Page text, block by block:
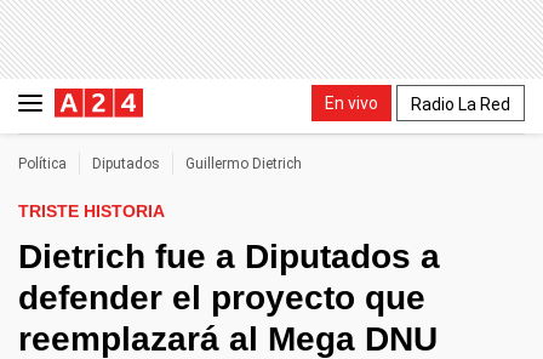
En vivo Radio La Red
Política Diputados Guillermo Dietrich
TRISTE HISTORIA
Dietrich fue a Diputados a
defender el proyecto que
reemplazará al Mega DNU